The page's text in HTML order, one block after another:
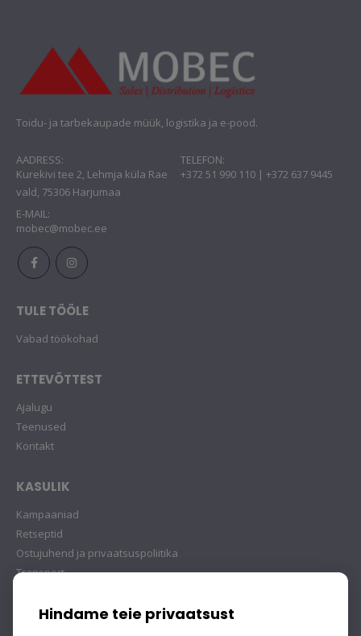
Toidu- ja tarbekaupade müük, logistika ja e-pood.
AADRESS:
Kurekivi tee 2, Lehmja küla Rae
vald, 75306 Harjumaa
TELEFON:
+372 51 990 110 | +372 637 9445
E-MAIL:
mobec@mobec.ee
TULE TÖÖLE
Vabad töökohad
ETTEVÕTTEST
Ajalugu
Teenused
Kontakt
KASULIK
Kampaaniad
Retseptid
Ostujuhend ja privaatsuspoliitika
Transport
Hindame teie privaatsust